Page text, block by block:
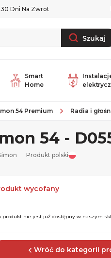
30 Dni Na Zwrot
Szukaj
Smart
Home
54 Premium Radia i
54 -
Produkt polski
wycofany
produkt nie jest już dostępny w naszym
Wróć do kategorii